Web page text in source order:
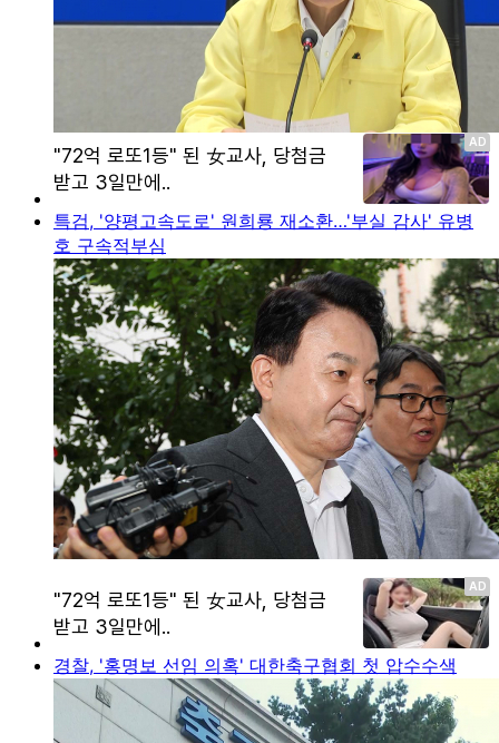
특검, '양평고속도로' 원희룡 재소환…'부실 감사' 유병
호 구속적부심
경찰, '홍명보 선임 의혹' 대한축구협회 첫 압수수색